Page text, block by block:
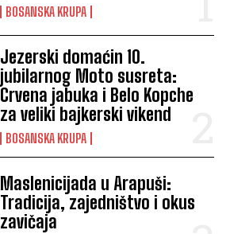
BOSANSKA KRUPA
Jezerski domaćin 10.
jubilarnog Moto susreta:
Crvena jabuka i Belo Kopche
za veliki bajkerski vikend
BOSANSKA KRUPA
Maslenicijada u Arapuši:
Tradicija, zajedništvo i okus
zavičaja